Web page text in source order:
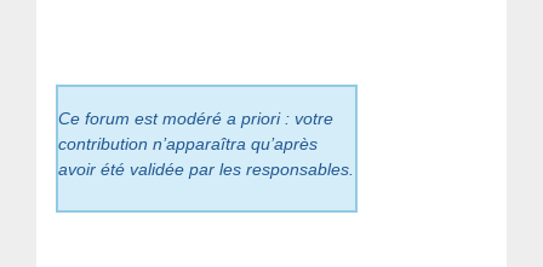
Ce forum est modéré a priori : votre
contribution n’apparaîtra qu’après
avoir été validée par les responsables.